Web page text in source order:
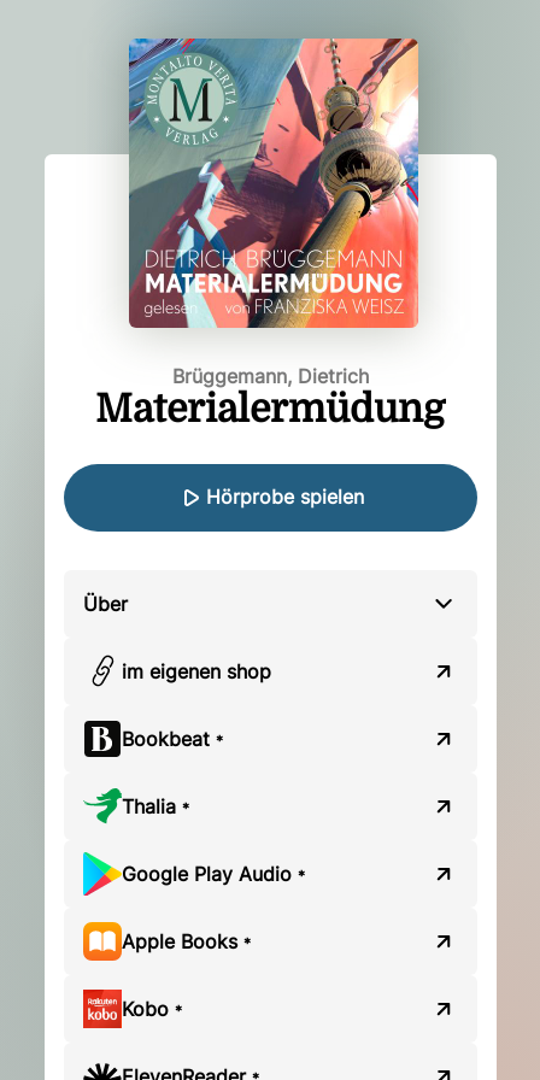
Brüggemann, Dietrich
Materialermüdung
Hörprobe spielen
Über
im eigenen shop
Bookbeat *
Thalia *
Google Play Audio *
Apple Books *
Kobo *